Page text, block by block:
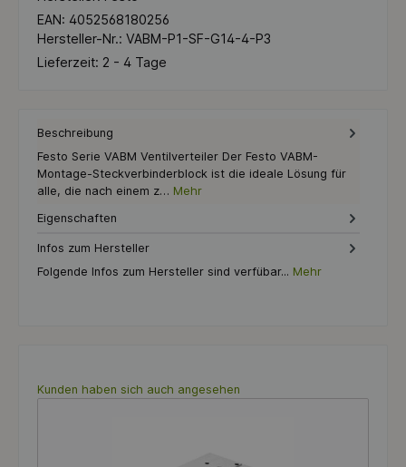
EAN: 4052568180256
Hersteller-Nr.: VABM-P1-SF-G14-4-P3
Lieferzeit: 2 - 4 Tage
Beschreibung
Festo Serie VABM Ventilverteiler Der Festo VABM-
Montage-Steckverbinderblock ist die ideale Lösung für
alle, die nach einem z… Mehr
Eigenschaften
Infos zum Hersteller
Folgende Infos zum Hersteller sind verfübar... Mehr
Produktgalerie überspringen
Kunden haben sich auch angesehen